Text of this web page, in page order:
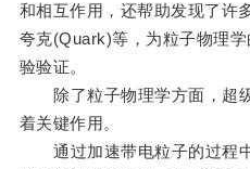
和相互作用，还帮助发现了许
夸克(Quark)等，为粒子物理
验验证。
除了粒子物理学方面，超
着关键作用。
通过加速带电粒子的过程